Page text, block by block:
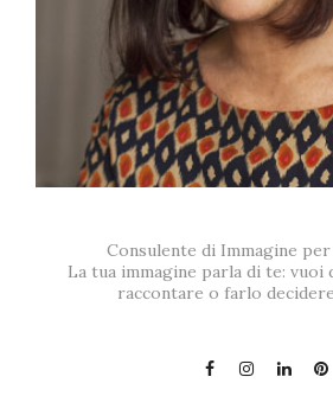
Consulente di Immagine
La tua immagine parla di te: vuoi
raccontare o farlo